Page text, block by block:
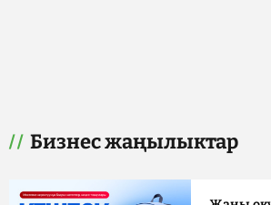
Бизнес жаңылыктар